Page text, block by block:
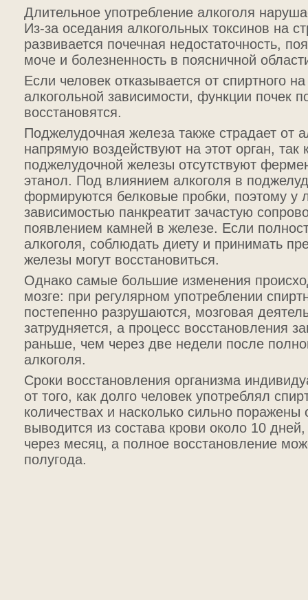
Длительное употребление алкоголя
Из-за оседания алкогольных токсинов на
развивается почечная недостаточность,
моче и болезненность в поясничной
Если человек отказывается от спиртного
алкогольной зависимости, функции почек
восстановятся.
Поджелудочная железа также страдает от
напрямую воздействуют на этот орган, так
поджелудочной железы отсутствуют
этанол. Под влиянием алкоголя в
формируются белковые пробки, поэтому у
зависимостью панкреатит зачастую
появлением камней в железе. Если
алкоголя, соблюдать диету и принимать
железы могут восстановиться.
Однако самые большие изменения
мозге: при регулярном употреблении
постепенно разрушаются, мозговая
затрудняется, а процесс восстановления
раньше, чем через две недели после
алкоголя.
Сроки восстановления организма
от того, как долго человек употреблял
количествах и насколько сильно поражены
выводится из состава крови около 10 дней,
через месяц, а полное восстановление
полугода.